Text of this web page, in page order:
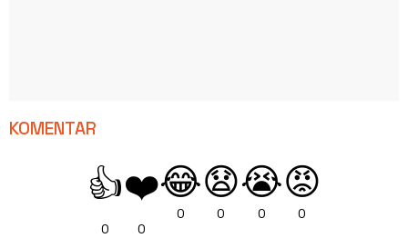
KOMENTAR
👍
0
❤️
0
😂
0
😧
0
😭
0
😡
0